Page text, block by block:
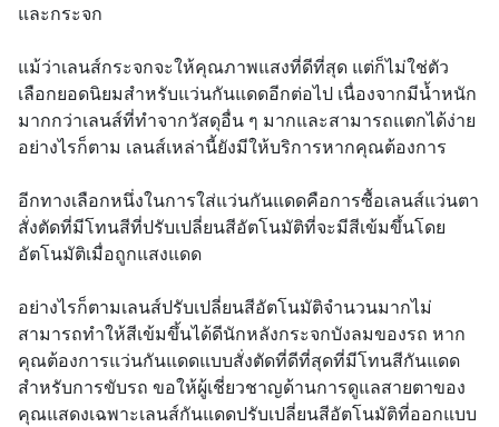
และกระจก
แม้ว่าเลนส์กระจกจะให้คุณภาพแสงที่ดีที่สุด แต่ก็ไม่ใช่ตัว
เลือกยอดนิยมสำหรับแว่นกันแดดอีกต่อไป เนื่องจากมีน้ำหนัก
มากกว่าเลนส์ที่ทำจากวัสดุอื่น ๆ มากและสามารถแตกได้ง่าย
อย่างไรก็ตาม เลนส์เหล่านี้ยังมีให้บริการหากคุณต้องการ
อีกทางเลือกหนึ่งในการใส่แว่นกันแดดคือการซื้อเลนส์แว่นตา
สั่งตัดที่มีโทนสีที่ปรับเปลี่ยนสีอัตโนมัติที่จะมีสีเข้มขึ้นโดย
อัตโนมัติเมื่อถูกแสงแดด
อย่างไรก็ตามเลนส์ปรับเปลี่ยนสีอัตโนมัติจำนวนมากไม่
สามารถทำให้สีเข้มขึ้นได้ดีนักหลังกระจกบังลมของรถ หาก
คุณต้องการแว่นกันแดดแบบสั่งตัดที่ดีที่สุดที่มีโทนสีกันแดด
สำหรับการขับรถ ขอให้ผู้เชี่ยวชาญด้านการดูแลสายตาของ
คุณแสดงเฉพาะเลนส์กันแดดปรับเปลี่ยนสีอัตโนมัติที่ออกแบบ